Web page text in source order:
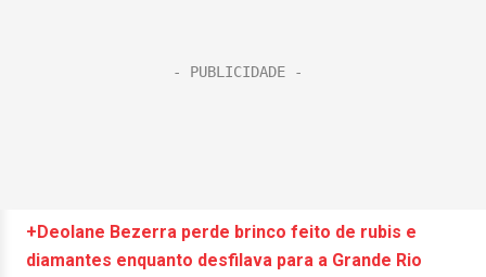
+Deolane Bezerra perde brinco feito de rubis e
diamantes enquanto desfilava para a Grande Rio